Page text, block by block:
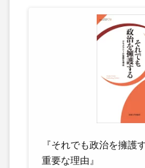
『それでも政治を擁護
重要な理由』